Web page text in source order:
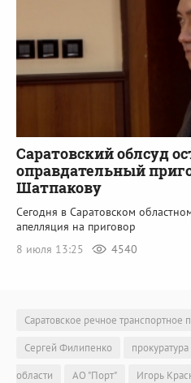
Саратовский облсуд
оправдательный
Шатпакову
Сегодня в Саратовском
апелляция на приговор
8 июля 13:25
4540
Саратовское речное транспортное
Сергей Филипенко
области
АО "Порт"
Игорь